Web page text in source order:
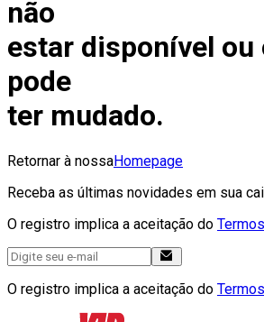
não
estar disponível ou
pode
ter mudado.
Retornar à nossaHomepage
Receba as últimas novidades em sua
O registro implica a aceitação do
O registro implica a aceitação do